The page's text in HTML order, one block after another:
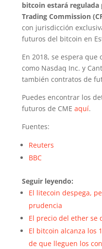
bitcoin estará
Trading Commission
con jurisdicción
futuros del bitcoin en
En 2018, se espera
como Nasdaq Inc. y
también contratos de
Puedes encontrar los
futuros de CME aquí.
Fuentes:
Reuters
BBC
Seguir leyendo:
El litecoin despega,
prudencia
El precio del ether se
El bitcoin alcanza los
de que lleguen los